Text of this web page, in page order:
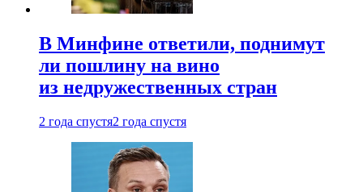
В Минфине ответили, поднимут
ли пошлину на вино
из недружественных стран
2 года спустя2 года спустя